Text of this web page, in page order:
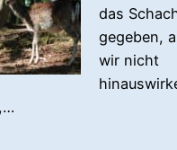
das
gegeben,
wir nicht